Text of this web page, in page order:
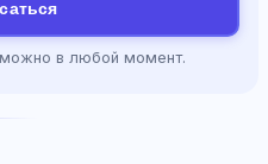
можно в любой момент.